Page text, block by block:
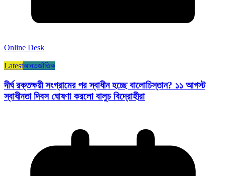
Online Desk
Latestআন্তর্জাতিক
দীর্ঘ রক্তক্ষয়ী সংগ্রামের পর স্বাধীন হচ্ছে বালোচিস্তান? ১১ আগস্ট
স্বাধীনতা দিবস ঘোষণা করলো বালুচ বিদ্রোহীরা